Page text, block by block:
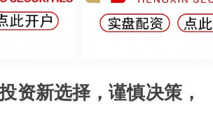
资新选择，谨慎决策，